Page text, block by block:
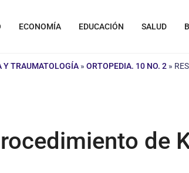
ECONOMÍA EDUCACIÓN SALUD
Y TRAUMATOLOGÍA » ORTOPEDIA. 10 NO. 2 »
de